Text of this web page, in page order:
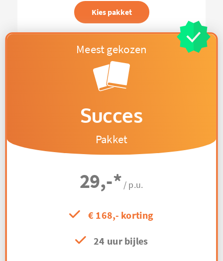
Kies pakket
Succes
Pakket
29,-* / p.u.
€ 168,- korting
24 uur bijles